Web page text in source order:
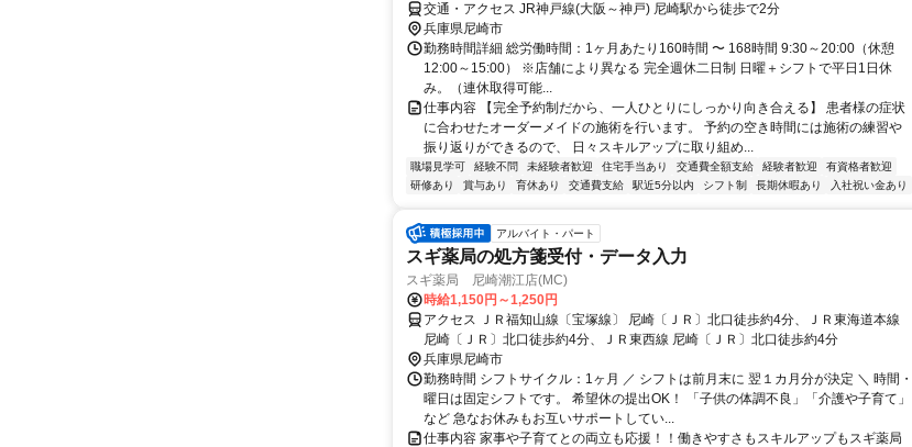
交通・アクセス JR神戸線(大阪～神戸) 尼崎駅から徒歩で2分
兵庫県尼崎市
勤務時間詳細 総労働時間：1ヶ月あたり160時間 〜 168時間 9:30～20:00（休憩
12:00～15:00） ※店舗により異なる 完全週休二日制 日曜＋シフトで平日1日休
み。（連休取得可能...
仕事内容 【完全予約制だから、一人ひとりにしっかり向き合える】 患者様の症状
に合わせたオーダーメイドの施術を行います。 予約の空き時間には施術の練習や
振り返りができるので、 日々スキルアップに取り組め...
職場見学可 経験不問 未経験者歓迎 住宅手当あり 交通費全額支給 経験者歓迎
有資格者歓迎
研修あり
賞与あり 育休あり 交通費支給 駅近5分以内 シフト制 長期休暇あり 入社祝い金あり
アルバイト・パート
スギ薬局の処方箋受付・データ入力
スギ薬局 尼崎潮江店(MC)
時給1,150円～1,250円
アクセス ＪＲ福知山線〔宝塚線〕 尼崎〔ＪＲ〕北口徒歩約4分、ＪＲ東海道本線
尼崎〔ＪＲ〕北口徒歩約4分、ＪＲ東西線 尼崎〔ＪＲ〕北口徒歩約4分
兵庫県尼崎市
勤務時間 シフトサイクル：1ヶ月 ／ シフトは前月末に 翌１カ月分が決定 ＼ 時間・
曜日は固定シフトです。 希望休の提出OK！ 「子供の体調不良」「介護や子育て」
など 急なお休みもお互いサポートしてい...
仕事内容 家事や子育てとの両立も応援！！働きやすさもスキルアップもスギ薬局